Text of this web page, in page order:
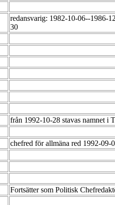
redansvarig: 1982-10-06--1986-
30
från 1992-10-28 stavas namnet i
chefred för allmäna red 1992-09-
Fortsätter som Politisk